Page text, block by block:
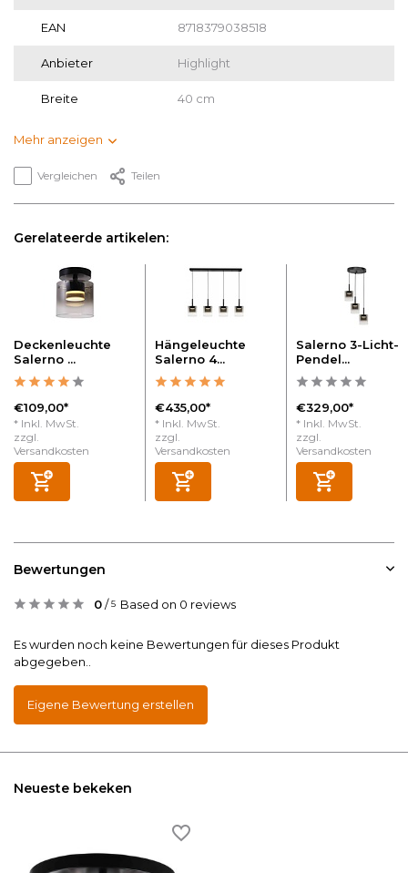
EAN 8718379038518
Anbieter Highlight
Breite 40 cm
Mehr anzeigen
Vergleichen Teilen
Gerelateerde artikelen:
Deckenleuchte
Salerno ...
€109,00*
* Inkl. MwSt.
zzgl.
Versandkosten
Hängeleuchte
Salerno 4...
€435,00*
* Inkl. MwSt.
zzgl.
Versandkosten
Salerno 3-Licht-
Pendel...
€329,00*
* Inkl. MwSt.
zzgl.
Versandkosten
Bewertungen
0/5 Based on 0 reviews
Es wurden noch keine Bewertungen für dieses Produkt
abgegeben..
Eigene Bewertung erstellen
Neueste bekeken